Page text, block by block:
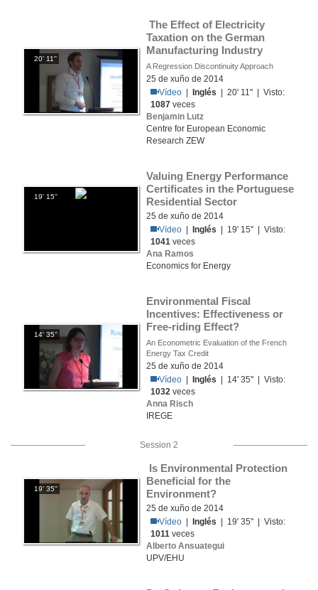
20' 11''
Taxation on the German
Manufacturing Industry
A Regression Discontinuity Approach
25 de xuño de 2014
Vídeo
Inglés | 20' 11'' | Visto:
1087 veces
Benjamin Lutz
Centre for European Economic
Research ZEW
19' 15''
Valuing Energy Performance
Certificates in the Portuguese
Residential Sector
25 de xuño de 2014
Vídeo
Inglés | 19' 15'' | Visto:
1041 veces
Ana Ramos
Economics for Energy
14' 35''
Environmental Fiscal
Incentives: Effectiveness or
Free-riding Effect?
An Econometric Evaluation of the French
Energy Tax Credit
25 de xuño de 2014
Vídeo
Inglés | 14' 35'' | Visto:
1032 veces
Anna Risch
IREGE
Session 2
19' 35''
Beneficial for the
Environment?
25 de xuño de 2014
Vídeo
Inglés | 19' 35'' | Visto:
1011 veces
Alberto Ansuategui
UPV/EHU